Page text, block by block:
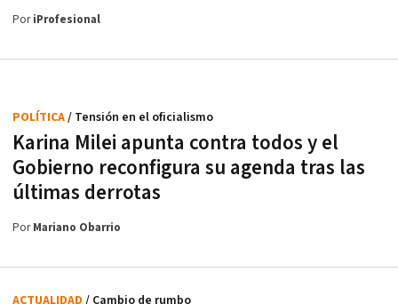
PoriProfesional
Karina Milei apunta contra todos y el
Gobierno reconfigura su agenda tras las
últimas derrotas
POLÍTICA/ Tensión en el oficialismo
PorMariano Obarrio
ACTUALIDAD / Cambio de rumbo